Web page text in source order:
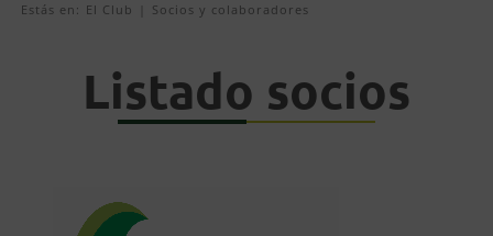
Estás en: El Club Socios y colaboradores
Listado socios